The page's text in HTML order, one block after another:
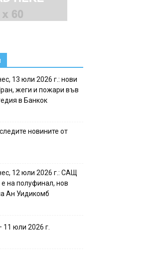
13 юли 2026 г.: нови
жеги и пожари във
в Банкок
новините от
12 юли 2026 г.: САЩ
на полуфинал, нов
Ан Уидикомб
11 юли 2026 г.